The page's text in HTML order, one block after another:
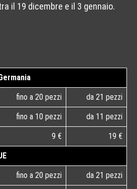
il 19 dicembre e il 3 gennaio.
fino a 20 pezzi da 21 pezzi
fino a 10 pezzi da 11 pezzi
9 € 19 €
fino a 20 pezzi da 21 pezzi